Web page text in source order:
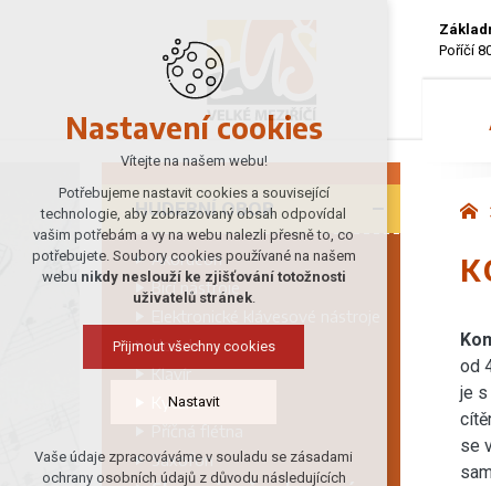
Poříčí
HUDEBNÍ OBOR
Akordeon
Bicí nástroje
Housle
Klavír
Kytara
Saxofon
od
je
se
Nastavení cookies
Vítejte na našem webu!
Potřebujeme nastavit cookies a související
technologie, aby zobrazovaný obsah odpovídal
vašim potřebám a vy na webu nalezli přesně to, co
potřebujete. Soubory cookies používané na našem
webu nikdy neslouží ke zjišťování totožnosti
uživatelů stránek.
Přijmout všechny cookies
Nastavit
Technická cookies
Vaše údaje zpracováváme v souladu se zásadami
ochrany osobních údajů z důvodu následujících